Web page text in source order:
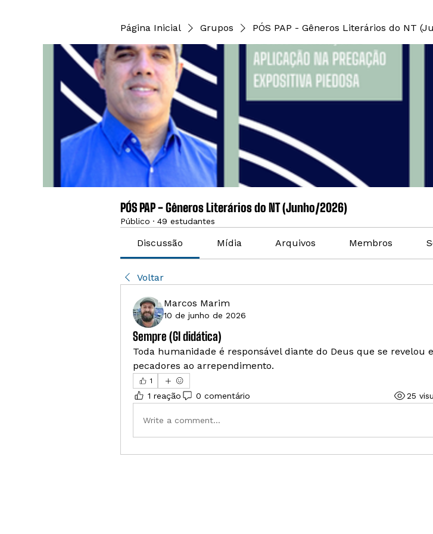
Página Inicial Grupos PÓS PAP - Gêneros Literários do NT
PÓS PAP - Gêneros Literários do NT (Junho/2026)
Público · 49 estudantes
Discussão Mídia Arquivos Membros
Voltar
Marcos Marim
10 de junho de 2026
Sempre (GI didática)
Toda humanidade é responsável diante do Deus que se revelou
pecadores ao arrependimento.
1
1 reação 0 comentário 25
Write a comment...